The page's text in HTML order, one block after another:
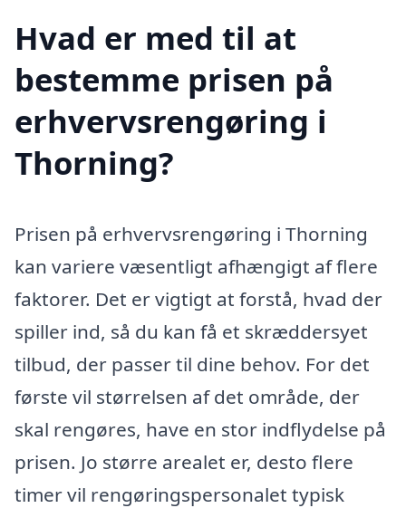
Hvad er med til at
bestemme prisen på
erhvervsrengøring i
Thorning?
Prisen på erhvervsrengøring i Thorning
kan variere væsentligt afhængigt af flere
faktorer. Det er vigtigt at forstå, hvad der
spiller ind, så du kan få et skræddersyet
tilbud, der passer til dine behov. For det
første vil størrelsen af det område, der
skal rengøres, have en stor indflydelse på
prisen. Jo større arealet er, desto flere
timer vil rengøringspersonalet typisk